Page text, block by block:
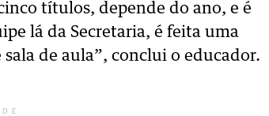
títulos, depende do ano, e é
lá da Secretaria, é feita uma
de aula”, conclui o educador.